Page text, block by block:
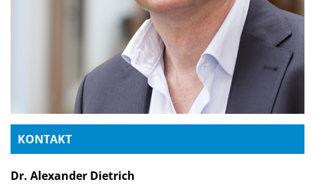
KONTAKT
Dr. Alexander Dietrich